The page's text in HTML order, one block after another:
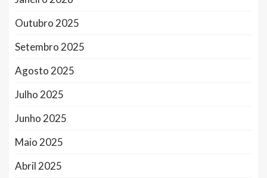
Outubro 2025
Setembro 2025
Agosto 2025
Julho 2025
Junho 2025
Maio 2025
Abril 2025